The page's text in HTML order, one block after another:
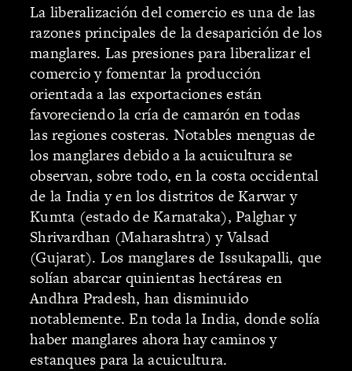
La liberalización del comercio es una de las
razones principales de la desaparición de los
manglares. Las presiones para liberalizar el
comercio y fomentar la producción
orientada a las exportaciones están
favoreciendo la cría de camarón en todas
las regiones costeras. Notables menguas de
los manglares debido a la acuicultura se
observan, sobre todo, en la costa occidental
de la India y en los distritos de Karwar y
Kumta (estado de Karnataka), Palghar y
Shrivardhan (Maharashtra) y Valsad
(Gujarat). Los manglares de Issukapalli, que
solían abarcar quinientas hectáreas en
Andhra Pradesh, han disminuido
notablemente. En toda la India, donde solía
haber manglares ahora hay caminos y
estanques para la acuicultura.